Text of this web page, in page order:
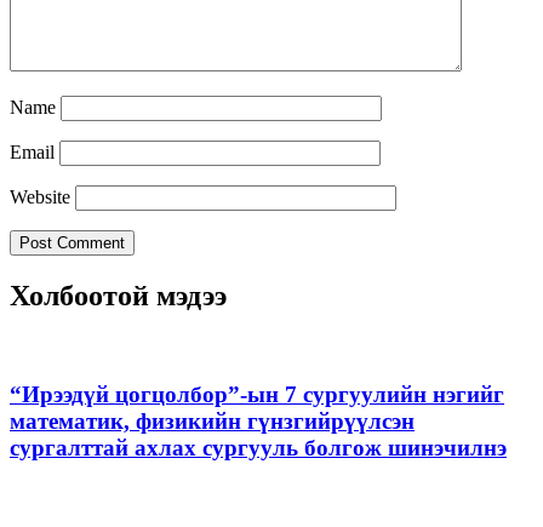
Name
Email
Website
Холбоотой мэдээ
“Ирээдүй цогцолбор”-ын 7 сургуулийн нэгийг
математик, физикийн гүнзгийрүүлсэн
сургалттай ахлах сургууль болгож шинэчилнэ